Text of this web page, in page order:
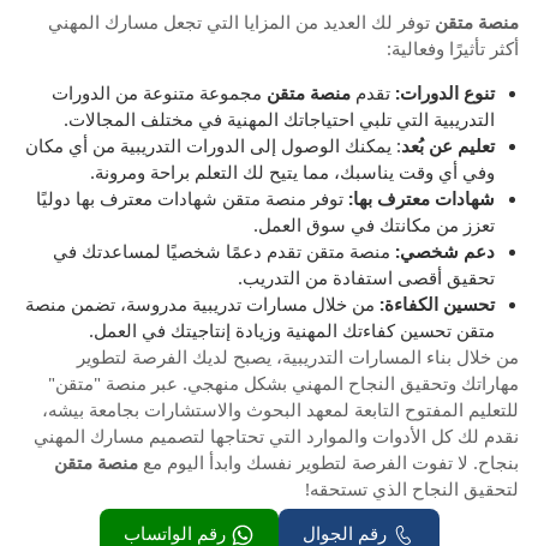
منصة متقن توفر لك العديد من المزايا التي تجعل مسارك المهني
أكثر تأثيرًا وفعالية:
تنوع الدورات: تقدم منصة متقن مجموعة متنوعة من الدورات
التدريبية التي تلبي احتياجاتك المهنية في مختلف المجالات.
تعليم عن بُعد: يمكنك الوصول إلى الدورات التدريبية من أي مكان
وفي أي وقت يناسبك، مما يتيح لك التعلم براحة ومرونة.
شهادات معترف بها: توفر منصة متقن شهادات معترف بها دوليًا
تعزز من مكانتك في سوق العمل.
دعم شخصي: منصة متقن تقدم دعمًا شخصيًا لمساعدتك في
تحقيق أقصى استفادة من التدريب.
تحسين الكفاءة: من خلال مسارات تدريبية مدروسة، تضمن منصة
متقن تحسين كفاءتك المهنية وزيادة إنتاجيتك في العمل.
من خلال بناء المسارات التدريبية، يصبح لديك الفرصة لتطوير
مهاراتك وتحقيق النجاح المهني بشكل منهجي. عبر منصة "متقن"
للتعليم المفتوح التابعة لمعهد البحوث والاستشارات بجامعة بيشه،
نقدم لك كل الأدوات والموارد التي تحتاجها لتصميم مسارك المهني
بنجاح. لا تفوت الفرصة لتطوير نفسك وابدأ اليوم مع منصة متقن
لتحقيق النجاح الذي تستحقه!
رقم الجوال
رقم الواتساب